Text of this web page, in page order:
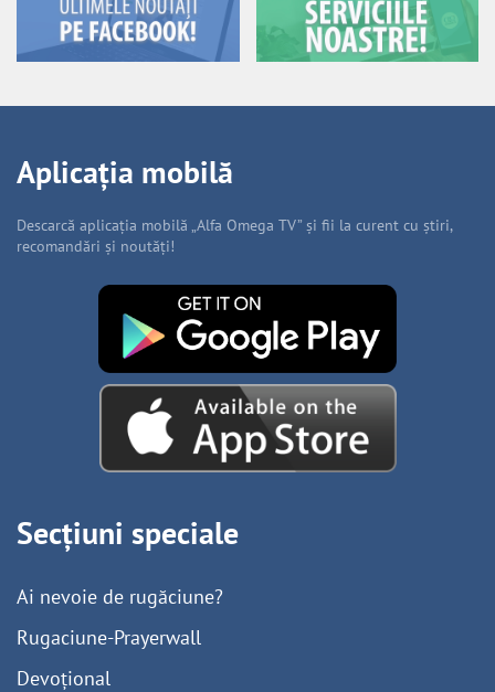
Aplicația mobilă
Descarcă aplicația mobilă „Alfa Omega TV” și fii la curent cu știri,
recomandări și noutăți!
Secțiuni speciale
Ai nevoie de rugăciune?
Rugaciune-Prayerwall
Devoțional